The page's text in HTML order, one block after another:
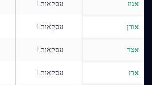
אגוז עסקאות 1
אורן עסקאות 1
אטד עסקאות 1
ארז עסקאות 1